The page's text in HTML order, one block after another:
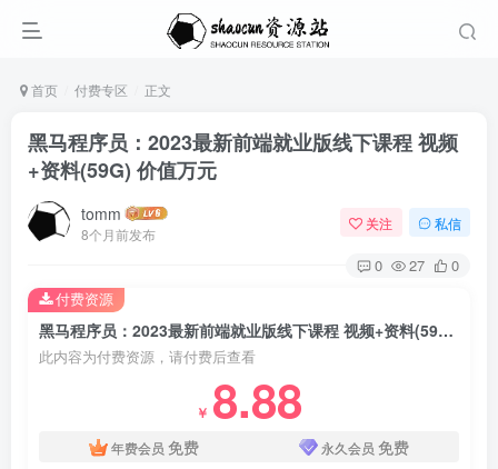
首页 付费专区 正文
黑马程序员：2023最新前端就业版线下课程 视频
+资料(59G) 价值万元
tomm
8个月前发布
关注 私信
0 27 0
黑马程序员：2023最新前端就业版线下课程 视频+资料(59G) 价值万元
此内容为付费资源，请付费后查看
￥ 8.88
年费会员 免费 永久会员 免费
付费资源